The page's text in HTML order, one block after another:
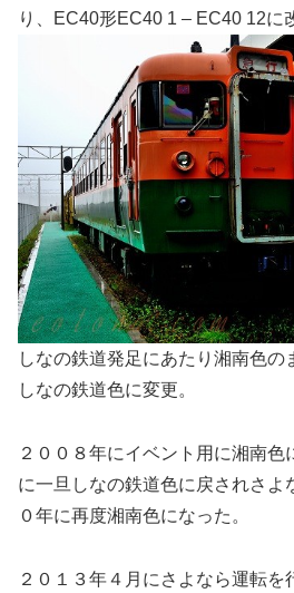
り、EC40形EC40 1 – EC40 12に
しなの鉄道発足にあたり湘南色の
しなの鉄道色に変更。
２００８年にイベント用に湘南
に一旦しなの鉄道色に戻されさよ
０年に再度湘南色になった。
２０１３年４月にさよなら運転を